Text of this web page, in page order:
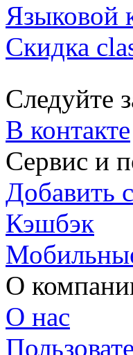
Языковой
Скидка
Следуйте
В контакте
Сервис и
Добавить
Кэшбэк
О
О нас